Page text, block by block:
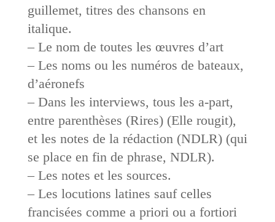
guillemet, titres des chansons en
italique.
– Le nom de toutes les œuvres d’art
– Les noms ou les numéros de bateaux,
d’aéronefs
– Dans les interviews, tous les a-part,
entre parenthèses (Rires) (Elle rougit),
et les notes de la rédaction (NDLR) (qui
se place en fin de phrase, NDLR).
– Les notes et les sources.
– Les locutions latines sauf celles
francisées comme a priori ou a fortiori